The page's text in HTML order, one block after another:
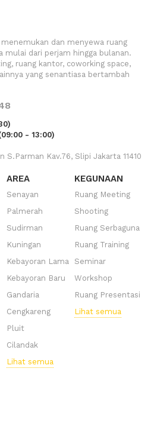
dan menyewa ruang
mulai dari perjam hingga bulanan.
ruang kantor, coworking space,
yang senantiasa bertambah
- 13:00)
Kav.76, Slipi Jakarta 11410
AREA
Senayan
Palmerah
Sudirman
Kuningan
Kebayoran Lama
Kebayoran Baru
Gandaria
Cengkareng
Pluit
Cilandak
Lihat semua
KEGUNAAN
Ruang Meeting
Shooting
Ruang Serbaguna
Ruang Training
Seminar
Workshop
Ruang Presentasi
Lihat semua